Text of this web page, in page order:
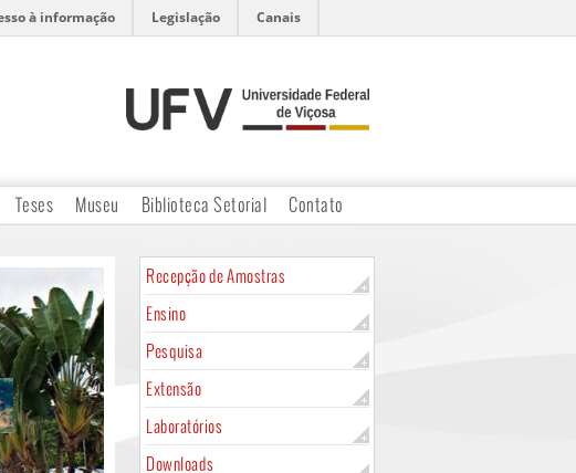
à informação Legislação Canais
Teses Museu Biblioteca Setorial Contato
Recepção de Amostras
Ensino
Pesquisa
Extensão
Laboratórios
Downloads